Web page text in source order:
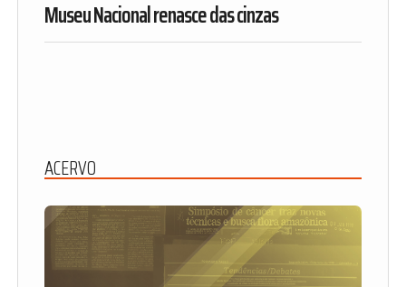
Museu Nacional renasce das cinzas
ACERVO